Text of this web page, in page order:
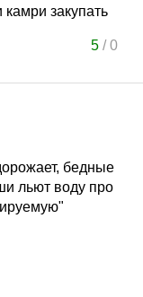
камри закупать
5/0
бедные
льют воду про